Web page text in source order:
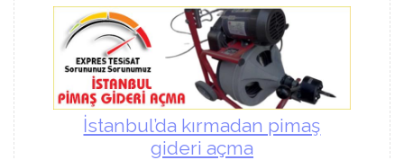
İstanbul’da kırmadan pimaş
gideri açma